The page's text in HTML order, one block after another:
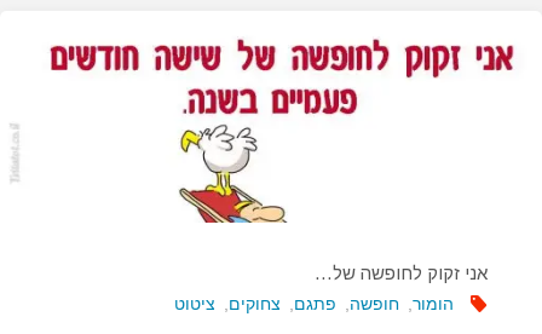
עם
הפסקות…"
אני זקוק לחופשה של…
הומור חופשה פתגם צחוקים ציטוט